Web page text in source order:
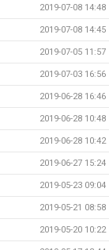
2019-07-08 14:48
2019-07-08 14:45
2019-07-05 11:57
2019-07-03 16:56
2019-06-28 16:46
2019-06-28 10:48
2019-06-28 10:42
2019-06-27 15:24
2019-05-23 09:04
2019-05-21 08:58
2019-05-20 10:22